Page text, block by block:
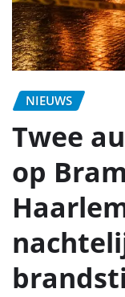
NIEUWS
Twee
op